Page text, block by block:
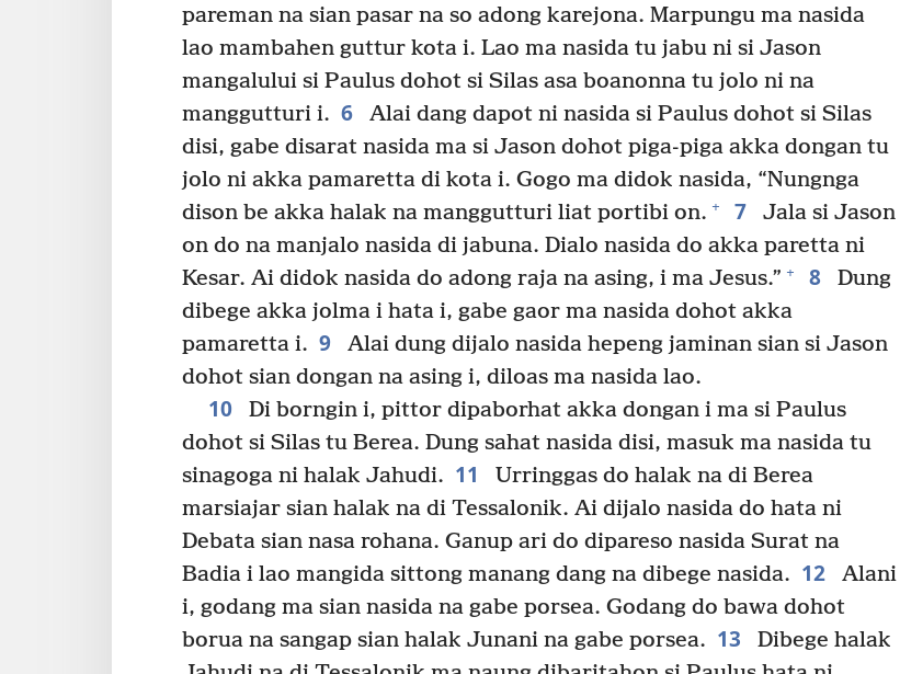
pareman na sian pasar na so adong karejona. Marpungu ma nasida
lao mambahen guttur kota i. Lao ma nasida tu jabu ni si Jason
mangalului si Paulus dohot si Silas asa boanonna tu jolo ni na
manggutturi i. 6
Alai dang dapot ni nasida si Paulus dohot si Silas
disi, gabe disarat nasida ma si Jason dohot piga-piga akka dongan tu
jolo ni akka pamaretta di kota i. Gogo ma didok nasida, “Nungnga
dison be akka halak na manggutturi liat portibi on. + 7
Jala si Jason
on do na manjalo nasida di jabuna. Dialo nasida do akka paretta ni
Kesar. Ai didok nasida do adong raja na asing, i ma Jesus.” + 8
Dung
dibege akka jolma i hata i, gabe gaor ma nasida dohot akka
pamaretta i. 9
Alai dung dijalo nasida hepeng jaminan sian si Jason
dohot sian dongan na asing i, diloas ma nasida lao.
10
Di borngin i, pittor dipaborhat akka dongan i ma si Paulus
dohot si Silas tu Berea. Dung sahat nasida disi, masuk ma nasida tu
sinagoga ni halak Jahudi. 11
Urringgas do halak na di Berea
marsiajar sian halak na di Tessalonik. Ai dijalo nasida do hata ni
Debata sian nasa rohana. Ganup ari do dipareso nasida Surat na
Badia i lao mangida sittong manang dang na dibege nasida. 12
Alani
i, godang ma sian nasida na gabe porsea. Godang do bawa dohot
borua na sangap sian halak Junani na gabe porsea. 13
Dibege halak